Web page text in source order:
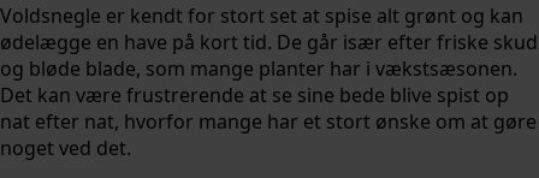
Voldsnegle er kendt for stort set at spise alt grønt og kan
ødelægge en have på kort tid. De går især efter friske skud
og bløde blade, som mange planter har i vækstsæsonen.
Det kan være frustrerende at se sine bede blive spist op
nat efter nat, hvorfor mange har et stort ønske om at gøre
noget ved det.